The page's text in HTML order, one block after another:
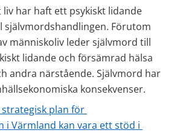
har haft ett psykiskt lidande
Förutom
människoliv leder självmord till
lidande och försämrad hälsa
andra närstående. Självmord har
konsekvenser.
plan för
i Värmland kan vara ett stöd i